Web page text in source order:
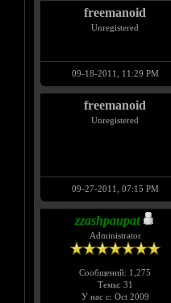
freemanoid
Unregistered
09-18-2011, 11:29 PM
freemanoid
Unregistered
09-27-2011, 07:15 PM
zzashpaupat
Administrator
Сообщений: 1,275
Темы: 31
У нас с: Oct 2009